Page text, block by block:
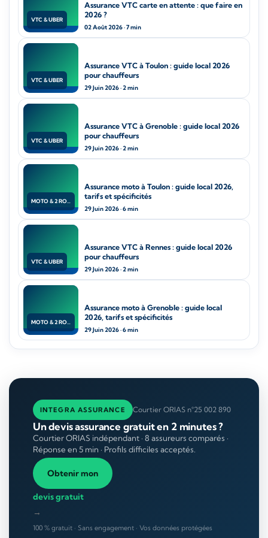
VTC & UBER
Assurance VTC carte en attente : que faire en
2026 ?
02 Août 2026 · 7 min
VTC & UBER
Assurance VTC à Toulon : guide local 2026
pour chauffeurs
29 Juin 2026 · 2 min
VTC & UBER
Assurance VTC à Grenoble : guide local 2026
pour chauffeurs
29 Juin 2026 · 2 min
Assurance moto à Toulon : guide local 2026,
tarifs et spécificités
29 Juin 2026 · 6 min
VTC & UBER
Assurance VTC à Rennes : guide local 2026
pour chauffeurs
29 Juin 2026 · 2 min
Assurance moto à Grenoble : guide local
2026, tarifs et spécificités
29 Juin 2026 · 6 min
INTEGRA ASSURANCE Courtier ORIAS n°25 002 890
Un devis assurance gratuit en 2 minutes ?
Courtier ORIAS indépendant · 8 assureurs comparés ·
Réponse en 5 min · Profils difficiles acceptés.
Obtenir mon
devis gratuit
→
100 % gratuit · Sans engagement · Vos données protégées